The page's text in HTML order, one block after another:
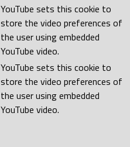
YouTube sets this cookie to
store the video preferences of
the user using embedded
YouTube video.
YouTube sets this cookie to
store the video preferences of
the user using embedded
YouTube video.